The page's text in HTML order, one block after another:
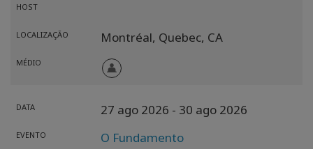
HOST
LOCALIZAÇÃO Montréal, Quebec, CA
MÉDIO
DATA 27 ago 2026 - 30 ago 2026
EVENTO O Fundamento